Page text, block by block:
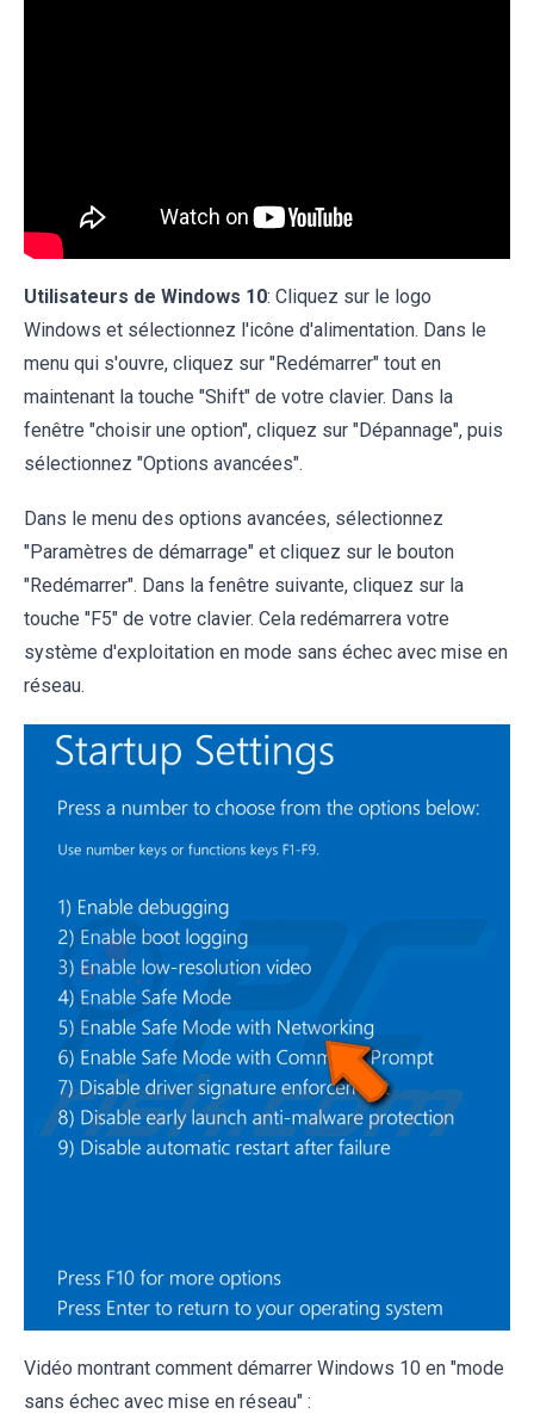
Utilisateurs de Windows 10: Cliquez sur le logo
Windows et sélectionnez l'icône d'alimentation. Dans le
menu qui s'ouvre, cliquez sur "Redémarrer" tout en
maintenant la touche "Shift" de votre clavier. Dans la
fenêtre "choisir une option", cliquez sur "Dépannage", puis
sélectionnez "Options avancées".
Dans le menu des options avancées, sélectionnez
"Paramètres de démarrage" et cliquez sur le bouton
"Redémarrer". Dans la fenêtre suivante, cliquez sur la
touche "F5" de votre clavier. Cela redémarrera votre
système d'exploitation en mode sans échec avec mise en
réseau.
Vidéo montrant comment démarrer Windows 10 en "mode
sans échec avec mise en réseau" :